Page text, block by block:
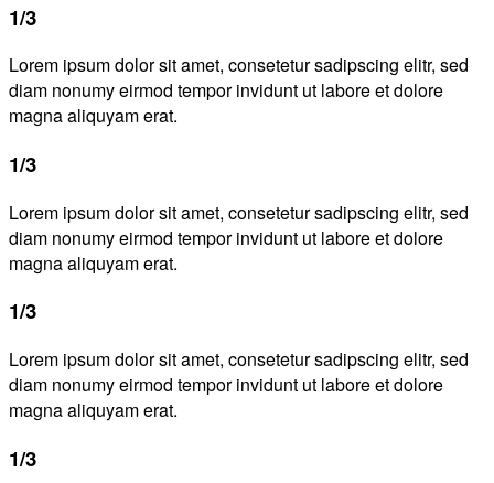
1/3
Lorem ipsum dolor sit amet, consetetur sadipscing elitr, sed
diam nonumy eirmod tempor invidunt ut labore et dolore
magna aliquyam erat.
1/3
Lorem ipsum dolor sit amet, consetetur sadipscing elitr, sed
diam nonumy eirmod tempor invidunt ut labore et dolore
magna aliquyam erat.
1/3
Lorem ipsum dolor sit amet, consetetur sadipscing elitr, sed
diam nonumy eirmod tempor invidunt ut labore et dolore
magna aliquyam erat.
1/3